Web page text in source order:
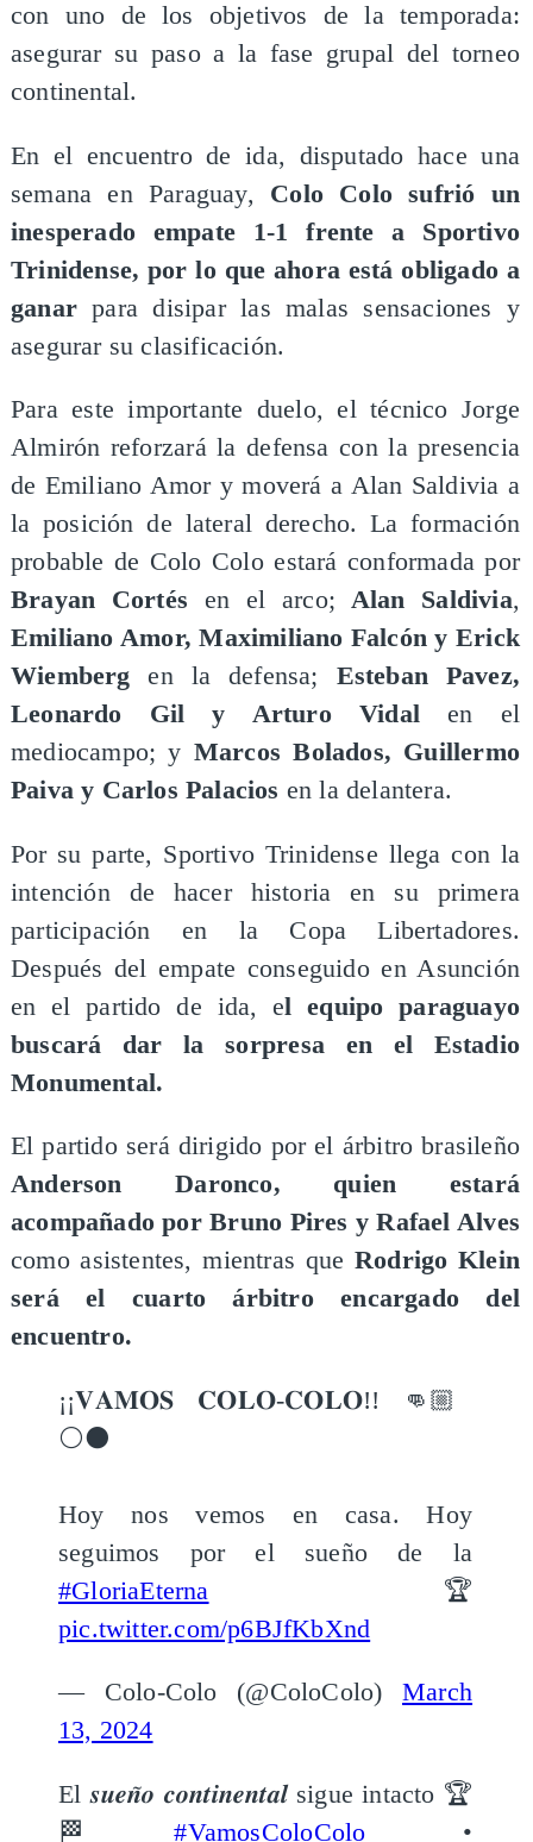
con uno de los objetivos de la temporada:
asegurar su paso a la fase grupal del torneo
continental.
​En el encuentro de ida, disputado hace una
semana en Paraguay, Colo Colo sufrió un
inesperado empate 1-1 frente a Sportivo
Trinidense, por lo que ahora está obligado a
ganarpara disipar las malas sensaciones y
asegurar su clasificación.
Para este importante duelo, el técnico Jorge
Almirón reforzará la defensa con la presencia
de Emiliano Amor y moverá a Alan Saldivia a
la posición de lateral derecho. La formación
probable de Colo Colo estará conformada por
Brayan Cortés en el arco; Alan Saldivia,
Emiliano Amor, Maximiliano Falcón y Erick
Wiemberg en la defensa; Esteban Pavez,
Leonardo Gil y Arturo Vidal en el
mediocampo; y Marcos Bolados, Guillermo
Paiva y Carlos Palacios en la delantera.
Por su parte, Sportivo Trinidense llega con la
intención de hacer historia en su primera
participación en la Copa Libertadores.
Después del empate conseguido en Asunción
en el partido de ida, el equipo paraguayo
buscará dar la sorpresa en el Estadio
Monumental.
El partido será dirigido por el árbitro brasileño
Anderson Daronco, quien estará
acompañado por Bruno Pires y Rafael Alves
como asistentes, mientras que Rodrigo Klein
será el cuarto árbitro encargado del
encuentro.
¡¡𝐕𝐀𝐌𝐎𝐒 𝐂𝐎𝐋𝐎-𝐂𝐎𝐋𝐎!! 👊🏼
⚪️⚫️
Hoy nos vemos en casa. Hoy
seguimos por el sueño de la
#GloriaEterna 🏆
pic.twitter.com/p6BJfKbXnd
— Colo-Colo (@ColoColo)March
13, 2024
El 𝒔𝒖𝒆𝒏̃𝒐 𝒄𝒐𝒏𝒕𝒊𝒏𝒆𝒏𝒕𝒂𝒍 sigue intacto 🏆
🏁#VamosColoColo •